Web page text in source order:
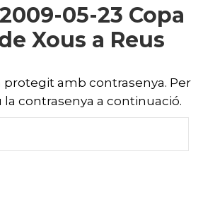
05-23 Copa
Xous a Reus
amb contrasenya. Per
la contrasenya a continuació.